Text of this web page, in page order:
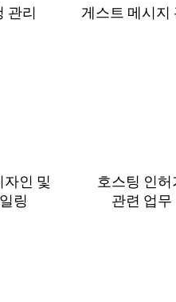
관리 게스트 메⁠시⁠지
자인 및
링
호스팅 인허
관⁠련 업⁠무